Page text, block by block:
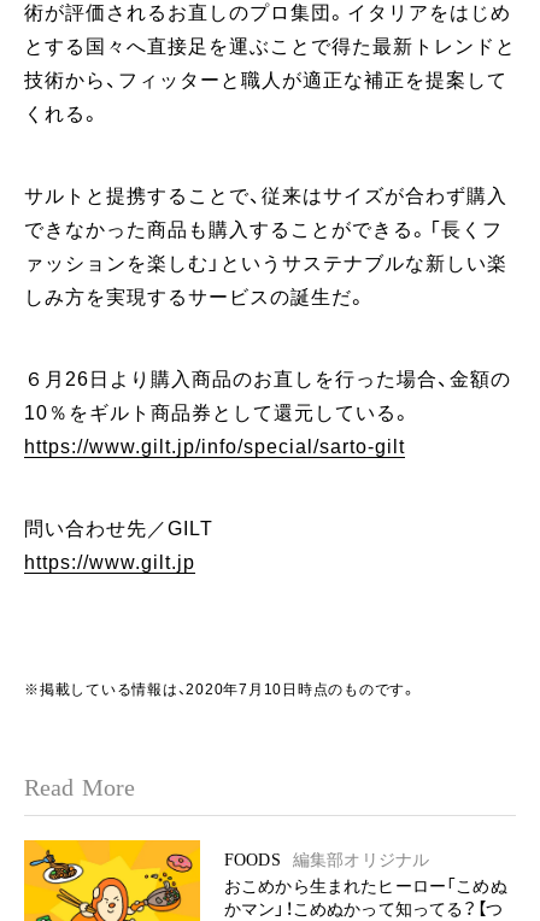
術が評価されるお直しのプロ集団。イタリアをはじめ
とする国々へ直接足を運ぶことで得た最新トレンドと
技術から、フィッターと職人が適正な補正を提案して
くれる。
サルトと提携することで、従来はサイズが合わず購入
できなかった商品も購入することができる。「長くフ
ァッションを楽しむ」というサステナブルな新しい楽
しみ方を実現するサービスの誕生だ。
６月26日より購入商品のお直しを行った場合、金額の
10％をギルト商品券として還元している。
https://www.gilt.jp/info/special/sarto-gilt
問い合わせ先／GILT
https://www.gilt.jp
※掲載している情報は、2020年7月10日時点のものです。
Read More
FOODS
編集部オリジナル
おこめから生まれたヒーロー「こめぬ
かマン」！こめぬかって知ってる？【つ